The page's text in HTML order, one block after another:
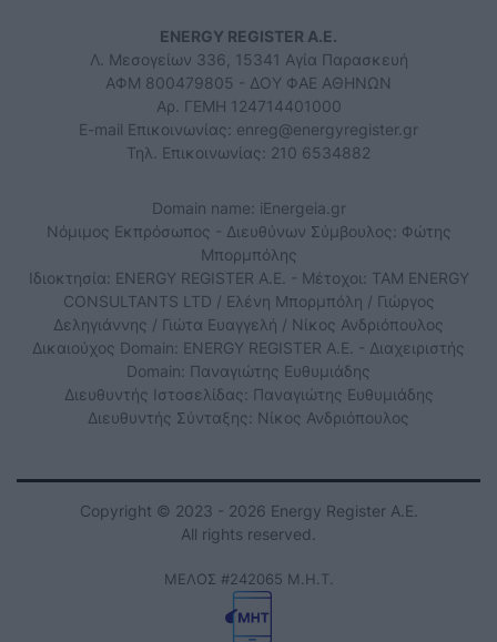
ENERGY REGISTER Α.Ε.
Λ. Μεσογείων 336, 15341 Αγία Παρασκευή
ΑΦΜ 800479805 - ΔΟΥ ΦΑΕ ΑΘΗΝΩΝ
Αρ. ΓΕΜΗ 124714401000
E-mail Επικοινωνίας: enreg@energyregister.gr
Τηλ. Επικοινωνίας: 210 6534882
Domain name: iEnergeia.gr
Νόμιμος Εκπρόσωπος - Διευθύνων Σύμβουλος: Φώτης
Μπορμπόλης
Ιδιοκτησία: ENERGY REGISTER Α.Ε. - Μέτοχοι: TAM ENERGY
CONSULTANTS LTD / Ελένη Μπορμπόλη / Γιώργος
Δεληγιάννης / Γιώτα Ευαγγελή / Νίκος Ανδριόπουλος
Δικαιούχος Domain: ENERGY REGISTER Α.Ε. - Διαχειριστής
Domain: Παναγιώτης Ευθυμιάδης
Διευθυντής Ιστοσελίδας: Παναγιώτης Ευθυμιάδης
Διευθυντής Σύνταξης: Νίκος Ανδριόπουλος
Copyright © 2023 - 2026 Energy Register Α.Ε.
All rights reserved.
ΜΕΛΟΣ #242065 Μ.Η.Τ.